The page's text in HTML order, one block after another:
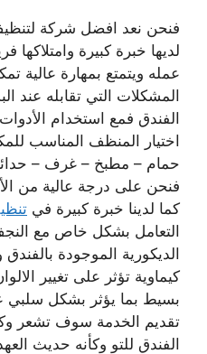
فنحن نعد افضل شركة
لديها خبرة كبيرة
عمله ويتمتع بمهارة عالية
المشكلات التي تقابله عند
الفندق فمع استخدام
اختيار المنظف المناسب
حمام – مطبخ – غرف –
فنحن على درجة عالية من
كما لدينا خبرة كبيرة في
التعامل بشكل خاص مع
الديكورية الموجودة
كيماوية تؤثر على تغيير
بسيط بما يؤثر بشكل سلبي
تقديم الخدمة سوف تشعر
الفندق للتو وكأنه حديث